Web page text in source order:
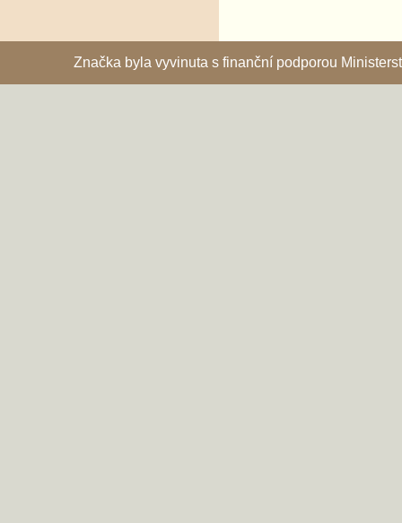
Značka byla vyvinuta s finanční podporou